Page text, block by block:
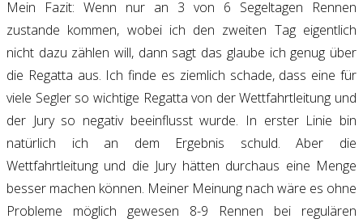
Mein Fazit: Wenn nur an 3 von 6 Segeltagen Rennen
zustande kommen, wobei ich den zweiten Tag eigentlich
nicht dazu zählen will, dann sagt das glaube ich genug über
die Regatta aus. Ich finde es ziemlich schade, dass eine für
viele Segler so wichtige Regatta von der Wettfahrtleitung und
der Jury so negativ beeinflusst wurde. In erster Linie bin
natürlich ich an dem Ergebnis schuld. Aber die
Wettfahrtleitung und die Jury hätten durchaus eine Menge
besser machen können. Meiner Meinung nach wäre es ohne
Probleme möglich gewesen 8-9 Rennen bei regulären